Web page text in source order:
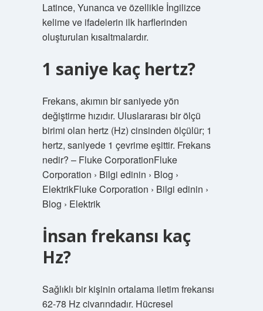
Latince, Yunanca ve özellikle İngilizce
kelime ve ifadelerin ilk harflerinden
oluşturulan kısaltmalardır.
1 saniye kaç hertz?
Frekans, akımın bir saniyede yön
değiştirme hızıdır. Uluslararası bir ölçü
birimi olan hertz (Hz) cinsinden ölçülür; 1
hertz, saniyede 1 çevrime eşittir. Frekans
nedir? – Fluke CorporationFluke
Corporation › Bilgi edinin › Blog ›
ElektrikFluke Corporation › Bilgi edinin ›
Blog › Elektrik
İnsan frekansı kaç
Hz?
Sağlıklı bir kişinin ortalama iletim frekansı
62-78 Hz civarındadır. Hücresel